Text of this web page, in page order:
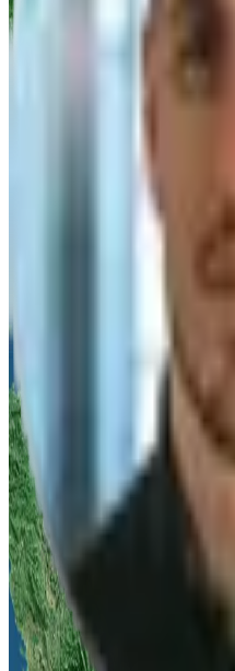
Nachname
Ich willige ein, dass die algona
Anfrage abschicken
Vertrieb
Telefonisch erreichbar
Mo-Fr
Deutschland
Stuttgart
+49 711 217 282 73
Düsseldorf
+49 211 976 342 83
Leipzig: +49 341 978 561 63